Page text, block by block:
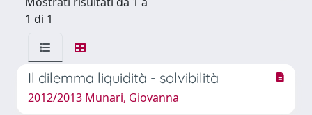
1 di 1
Il dilemma liquidità - solvibilità
2012/2013 Munari, Giovanna